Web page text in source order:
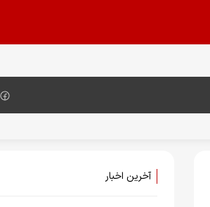
آخرین اخبار